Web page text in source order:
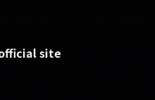
official site